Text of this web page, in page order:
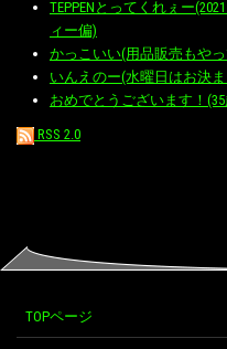
TEPPENとってくれぇー
ィー偏)
かっこいい(用品販売もや
いんえのー(水曜日はお決
おめでとうございます！
RSS 2.0
TOPページ